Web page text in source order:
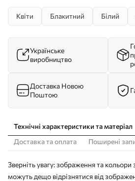
Квіти Блакитний Білий
Українське
виробництво
Доставка Новою
Поштою
Технічні характеристики та матеріал
Доставка та оплата
Поширені
Зверніть увагу: зображення та
можуть дещо відрізнятися від